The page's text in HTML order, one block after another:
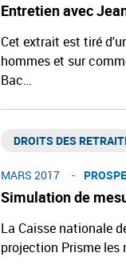
Entretien avec
Cet extrait est tiré
hommes et sur
Bac…
Simulation de
DROITS DES
MARS 2017
La Caisse nationale
projection Prisme les